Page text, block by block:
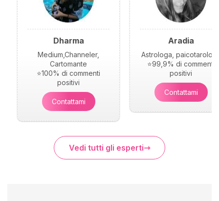
Dharma
Medium,Channeler,
Cartomante
⭐100% di commenti
positivi
Contattami
Aradia
Astrologa,
⭐99,9% di commenti
positivi
Contattami
Vedi tutti gli esperti